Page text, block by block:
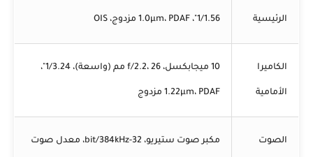
الرئيسية 1/1.56"، 1.0µm، PDAF مزدوج، OIS
الكاميرا
الأمامية
10 ميجابكسل، f/2.2، 26 مم (واسعة)، 1/3.24"،
1.22µm، PDAF مزدوج
الصوت مكبر صوت ستيريو، 32-bit/384kHz، معدل صوت